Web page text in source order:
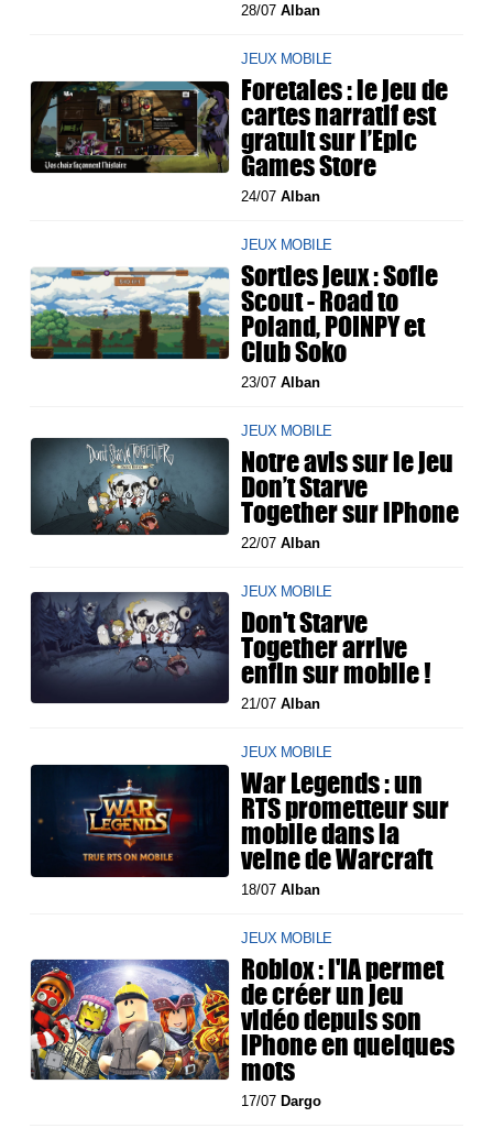
28/07Alban
JEUX MOBILE
Foretales : le jeu de
cartes narratif est
gratuit sur l’Epic
Games Store
24/07Alban
JEUX MOBILE
Sorties jeux : Sofie
Scout - Road to
Poland, POINPY et
Club Soko
23/07Alban
JEUX MOBILE
Notre avis sur le jeu
Don’t Starve
Together sur iPhone
22/07Alban
JEUX MOBILE
Don't Starve
Together arrive
enfin sur mobile !
21/07Alban
JEUX MOBILE
War Legends : un
RTS prometteur sur
mobile dans la
veine de Warcraft
18/07Alban
JEUX MOBILE
Roblox : l'IA permet
de créer un jeu
vidéo depuis son
iPhone en quelques
mots
17/07 Dargo